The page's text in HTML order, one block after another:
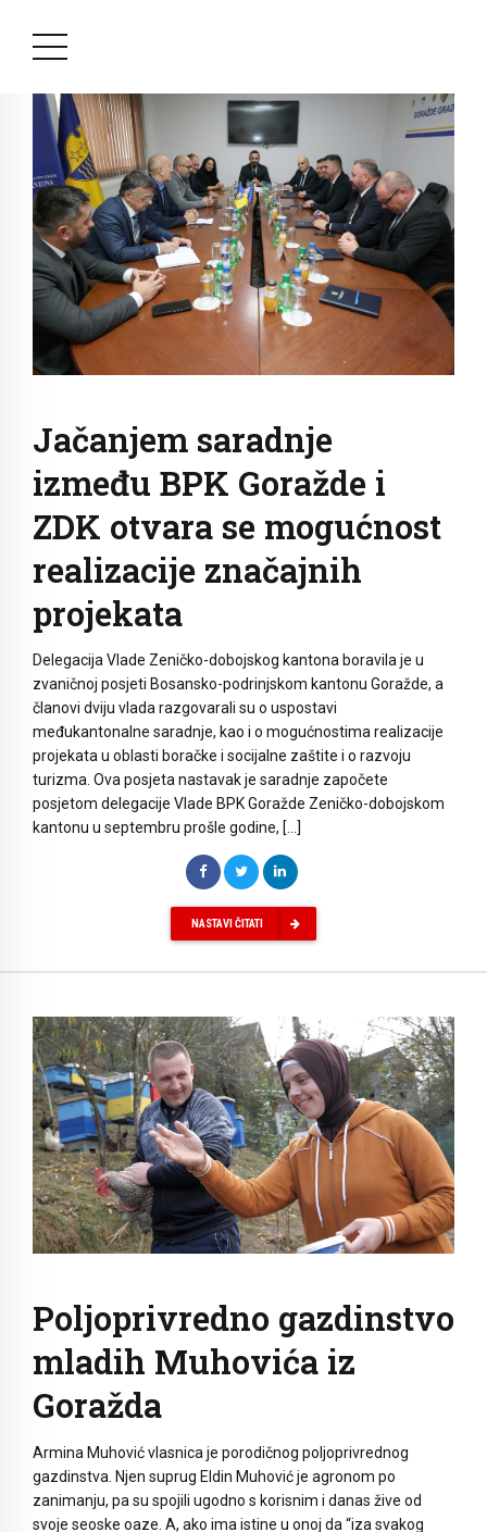
Jačanjem saradnje
između BPK Goražde i
ZDK otvara se mogućnost
realizacije značajnih
projekata
Delegacija Vlade Zeničko-dobojskog kantona boravila je u
zvaničnoj posjeti Bosansko-podrinjskom kantonu Goražde, a
članovi dviju vlada razgovarali su o uspostavi
međukantonalne saradnje, kao i o mogućnostima realizacije
projekata u oblasti boračke i socijalne zaštite i o razvoju
turizma. Ova posjeta nastavak je saradnje započete
posjetom delegacije Vlade BPK Goražde Zeničko-dobojskom
kantonu u septembru prošle godine, […]
NASTAVI ČITATI
Poljoprivredno gazdinstvo
mladih Muhovića iz
Goražda
Armina Muhović vlasnica je porodičnog poljoprivrednog
gazdinstva. Njen suprug Eldin Muhović je agronom po
zanimanju, pa su spojili ugodno s korisnim i danas žive od
svoje seoske oaze. A, ako ima istine u onoj da “iza svakog